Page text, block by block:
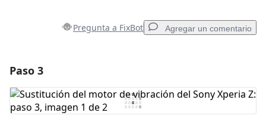
Pregunta a FixBot Agregar un comentario
Agregar Comentario
Paso 3